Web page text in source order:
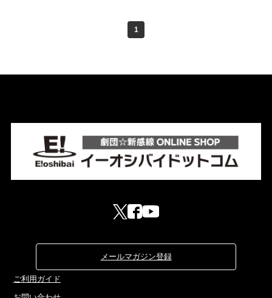
1
メールマガジン登録
ご利用ガイド